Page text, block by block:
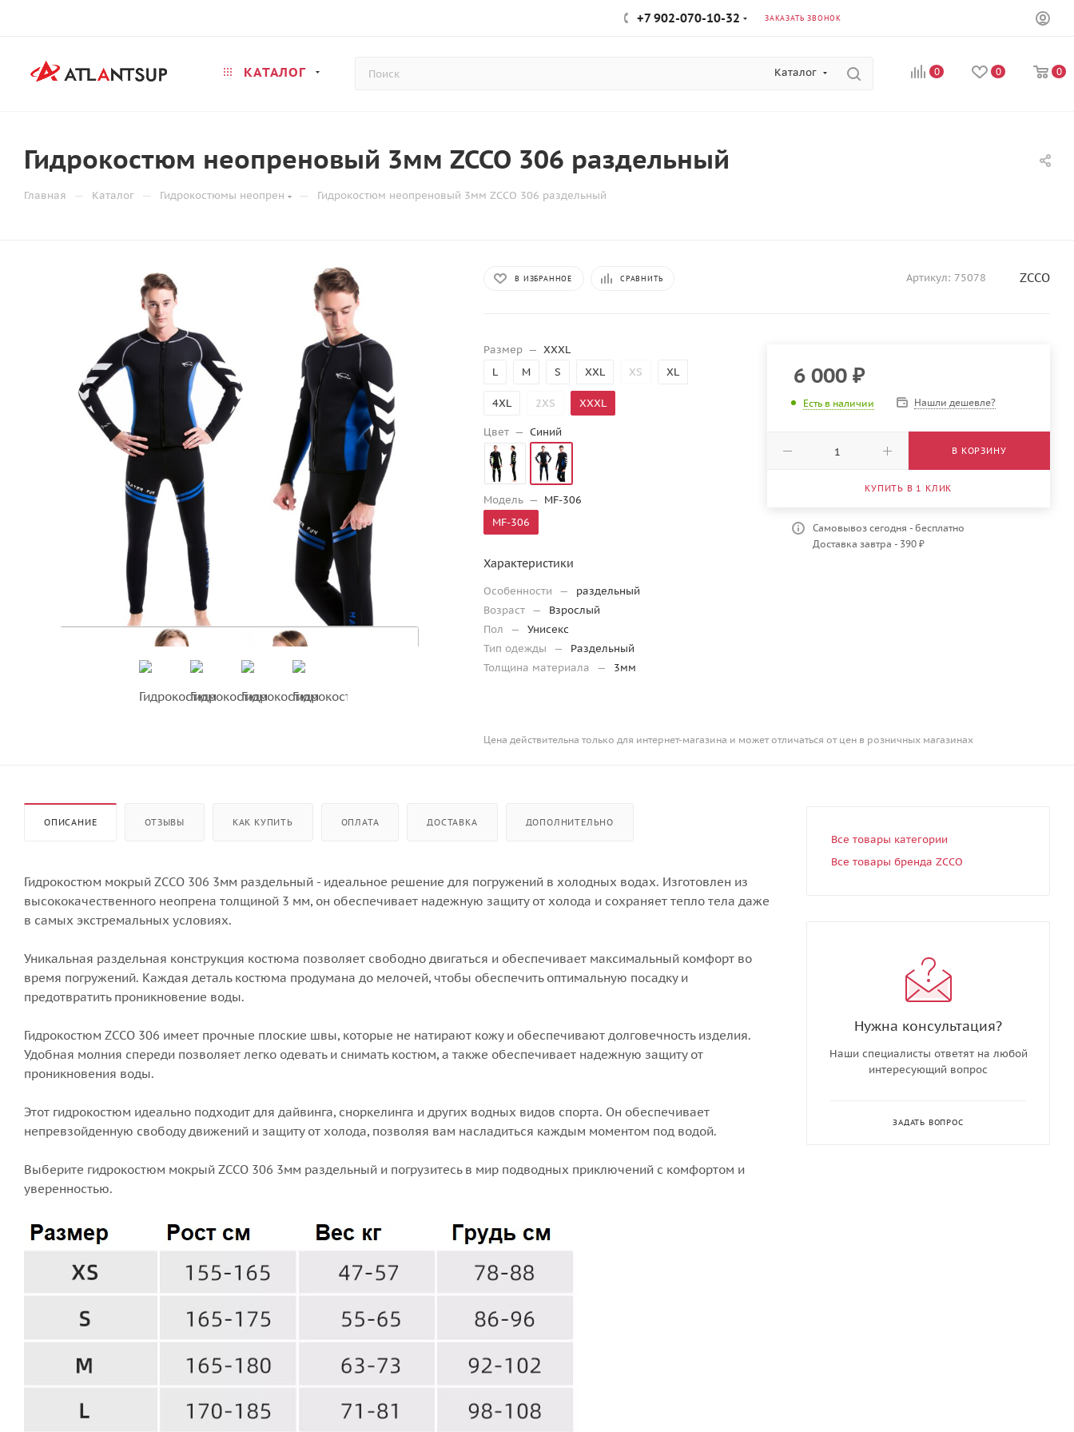
+7 902-070-10-32 ЗАКАЗАТЬ ЗВОНОК
КАТАЛОГ Каталог 0 0 0
Гидрокостюм неопреновый 3мм ZCCO 306 раздельный
Главная — Каталог — Гидрокостюмы неопрен — Гидрокостюм неопреновый 3мм ZCCO 306 раздельный
В ИЗБРАННОЕ СРАВНИТЬ Артикул: 75078 ZCCO
Размер — XXXL
L
M S XXL XS XL
4XL 2XS XXXL
Цвет — Синий
Модель — MF-306
MF-306
Характеристики
Особенности —
раздельный
Возраст —
Взрослый
Пол
—
Унисекс
Тип одежды
—
Раздельный
Толщина материала
— 3мм
6 000₽
Есть в наличии Нашли дешевле?
В КОРЗИНУ
КУПИТЬ В 1 КЛИК
Самовывоз сегодня - бесплатно
Доставка завтра - 390 ₽
Цена действительна только для интернет-магазина и может отличаться от цен в розничных магазинах
ОПИСАНИЕ ОТЗЫВЫ КАК КУПИТЬ ОПЛАТА ДОСТАВКА ДОПОЛНИТЕЛЬНО
Гидрокостюм мокрый ZCCO 306 3мм раздельный - идеальное решение для погружений в холодных водах. Изготовлен из
высококачественного неопрена толщиной 3 мм, он обеспечивает надежную защиту от холода и сохраняет тепло тела даже
в самых экстремальных условиях.
Уникальная раздельная конструкция костюма позволяет свободно двигаться и обеспечивает максимальный комфорт во
время погружений. Каждая деталь костюма продумана до мелочей, чтобы обеспечить оптимальную посадку и
предотвратить проникновение воды.
Гидрокостюм ZCCO 306 имеет прочные плоские швы, которые не натирают кожу и обеспечивают долговечность изделия.
Удобная молния спереди позволяет легко одевать и снимать костюм, а также обеспечивает надежную защиту от
проникновения воды.
Этот гидрокостюм идеально подходит для дайвинга, сноркелинга и других водных видов спорта. Он обеспечивает
непревзойденную свободу движений и защиту от холода, позволяя вам насладиться каждым моментом под водой.
Выберите гидрокостюм мокрый ZCCO 306 3мм раздельный и погрузитесь в мир подводных приключений с комфортом и
уверенностью.
Все товары категории
Все товары бренда ZCCO
Нужна консультация?
Наши специалисты ответят на любой
интересующий вопрос
ЗАДАТЬ ВОПРОС